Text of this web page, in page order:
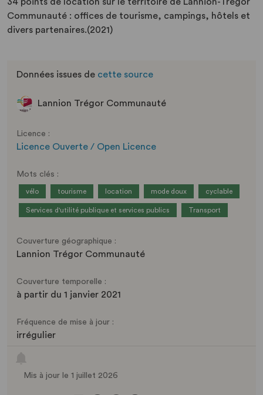
Communauté : offices de tourisme, campings, hôtels et
divers partenaires.(2021)
Données issues de cette source
Lannion Trégor Communauté
Licence :
Licence Ouverte / Open Licence
Mots clés :
vélo tourisme location mode doux cyclable
Services d'utilité publique et services publics Transport
Couverture géographique :
Lannion Trégor Communauté
Couverture temporelle :
à partir du 1 janvier 2021
Fréquence de mise à jour :
irrégulier
Mis à jour le 1 juillet 2026